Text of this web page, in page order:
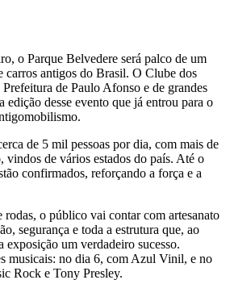
o Parque Belvedere será palco de um
carros antigos do Brasil. O Clube dos
de Paulo Afonso e de grandes
edição desse evento que já entrou para o
de 5 mil pessoas por dia, com mais de
vindos de vários estados do país. Até o
confirmados, reforçando a força e a
rodas, o público vai contar com artesanato
segurança e toda a estrutura que, ao
exposição um verdadeiro sucesso.
musicais: no dia 6, com Azul Vinil, e no
Rock e Tony Presley.